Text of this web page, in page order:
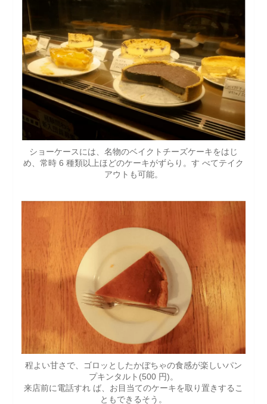
ショーケースには、名物のベイクトチーズケーキをはじ
め、常時 6 種類以上ほどのケーキがずらり。す べてテイク
アウトも可能。
程よい甘さで、ゴロッとしたかぼちゃの食感が楽しいパン
プキンタルト(500 円)。
来店前に電話すれ ば、お目当てのケーキを取り置きするこ
ともできるそう。